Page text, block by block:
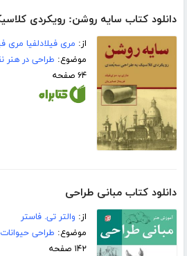
دانلود کتاب سایه روشن: رویکردی
از: مری فیلادلفیا مری
موضوع: طراحی در هنر
۶۴ صفحه
دانلود کتاب مبانی طراحی
از: والتر تی. فاستر
موضوع: طراحی حیوانات
۱۴۲ صفحه